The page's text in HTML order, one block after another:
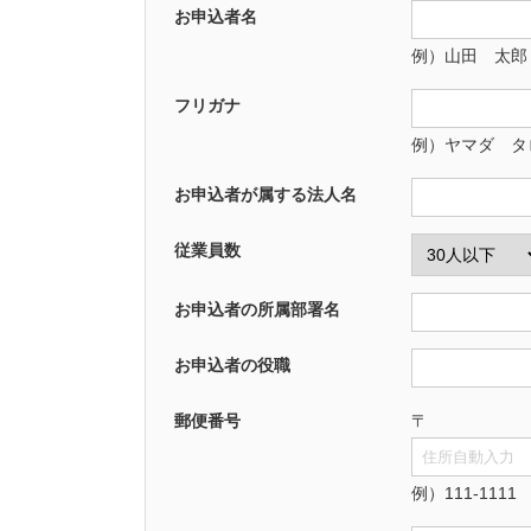
お申込者名
例）山田 太郎
フリガナ
例）ヤマダ タ
お申込者が属する法人名
従業員数
お申込者の所属部署名
お申込者の役職
郵便番号 〒
例）111-1111